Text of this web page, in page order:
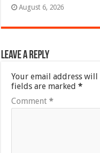
August 6, 2026
Leave a Reply
Your email address
fields are marked*
Comment*